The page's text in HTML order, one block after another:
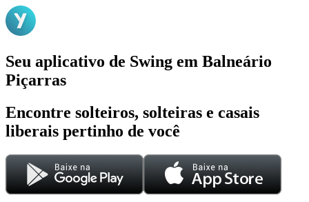
Seu aplicativo de Swing em Balneário
Piçarras
Encontre solteiros, solteiras e casais
liberais pertinho de você